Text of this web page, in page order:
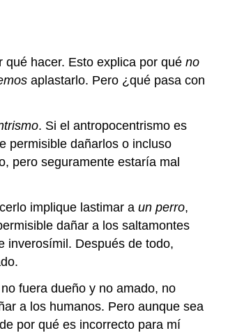
hacer. Esto explica por qué no
aplastarlo. Pero ¿qué pasa con
. Si el antropocentrismo es
permisible dañarlos o incluso
pero seguramente estaría mal
implique lastimar a un perro,
dañar a los saltamontes
inverosímil. Después de todo,
fuera dueño y no amado, no
a los humanos. Pero aunque sea
por qué es incorrecto para mí